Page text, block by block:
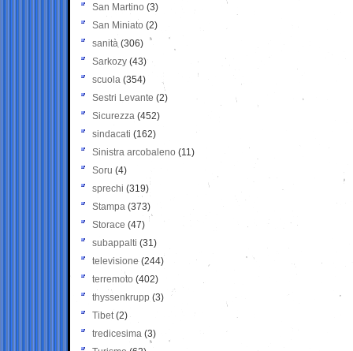
San Martino (3)
San Miniato (2)
sanità (306)
Sarkozy (43)
scuola (354)
Sestri Levante (2)
Sicurezza (452)
sindacati (162)
Sinistra arcobaleno (11)
Soru (4)
sprechi (319)
Stampa (373)
Storace (47)
subappalti (31)
televisione(244)
terremoto (402)
thyssenkrupp (3)
Tibet(2)
tredicesima (3)